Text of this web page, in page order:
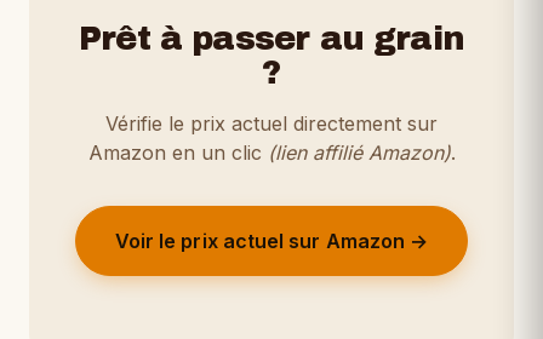
Prêt à passer au grain
?
Vérifie le prix actuel directement sur
Amazon en un clic (lien affilié Amazon).
Voir le prix actuel sur Amazon →